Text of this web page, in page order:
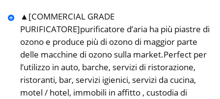
▲[COMMERCIAL GRADE
PURIFICATORE]purificatore d’aria ha più piastre di
ozono e produce più di ozono di maggior parte
delle macchine di ozono sulla market.Perfect per
l’utilizzo in auto, barche, servizi di ristorazione,
ristoranti, bar, servizi igienici, servizi da cucina,
motel / hotel, immobili in affitto , custodia di